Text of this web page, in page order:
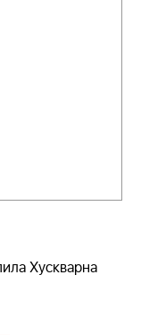
Хускварна